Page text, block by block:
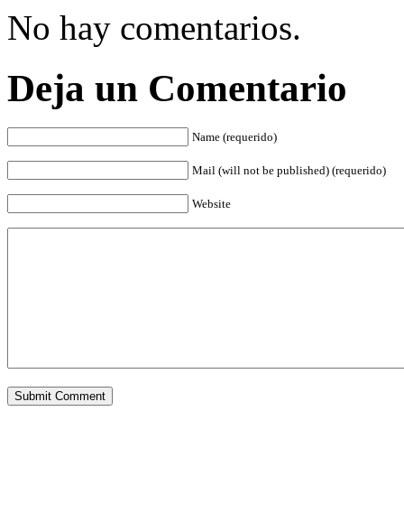
No hay comentarios.
Deja un Comentario
Name (requerido)
Mail (will not be published) (requerido)
Website